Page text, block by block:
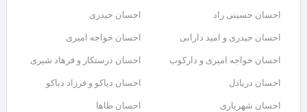
احسان حسینی راد احسان حیدری
احسان حیدری و امید دارابی احسان خواجه امیری
احسان خواجه امیری و دارکوب احسان درستكار و فرهاد شيرى
احسان دریادل احسان دیاکو و فرزاد دیاکو
احسان شهریاری احسان طاها